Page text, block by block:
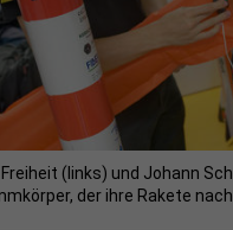
(links) und Johann
der ihre Rakete